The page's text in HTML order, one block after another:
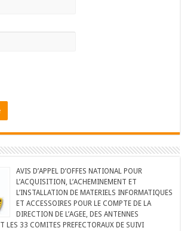
AVIS D’APPEL D’OFFES NATIONAL POUR
L’ACQUISITION, L’ACHEMINEMENT ET
L’INSTALLATION DE MATERIELS INFORMATIQUES
ET ACCESSOIRES POUR LE COMPTE DE LA
DIRECTION DE L’AGEE, DES ANTENNES
LES 33 COMITES PREFECTORAUX DE SUIVI